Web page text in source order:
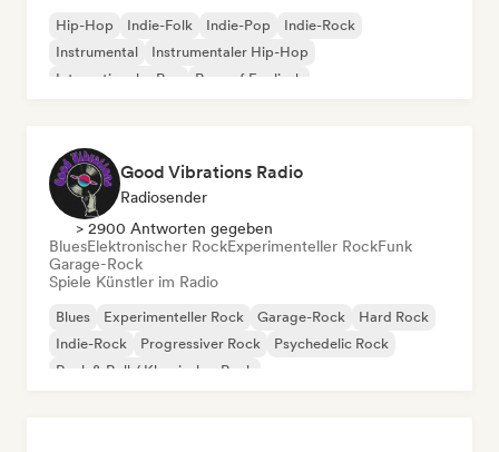
Hip-Hop Indie-Folk Indie-Pop
Indie-Rock
Instrumental
Instrumentaler Hip-Hop
Internationaler Rap
Rap auf Englisch
Good Vibrations Radio
Radiosender
> 2900 Antworten gegeben
BluesElektronischer RockExperimenteller RockFunk
Garage-Rock
Spiele Künstler im Radio
Blues Experimenteller Rock Garage-Rock
Hard Rock
Indie-Rock
Progressiver Rock
Psychedelic Rock
Rock & Roll / Klassischer Rock